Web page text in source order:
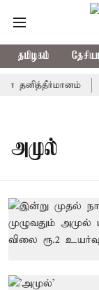
தமிழகம்
தனித்தீர்மானம்
அமுல்